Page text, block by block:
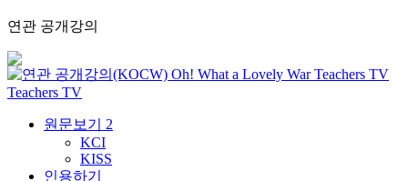
연관 공개강의
Oh! What a Lovely War Teachers TV
Teachers TV
원문보기 2
KCI
KISS
인용하기